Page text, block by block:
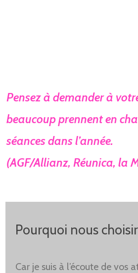
Pensez ​à demander à
beaucoup prennent en
séances dans l’année.
(AGF/Allianz, Réunica, la
Pourquoi nous
Car je suis à l’écoute de vos